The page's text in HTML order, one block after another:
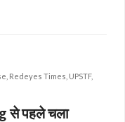
Redeyes Times, UPSTF,
से पहले चला